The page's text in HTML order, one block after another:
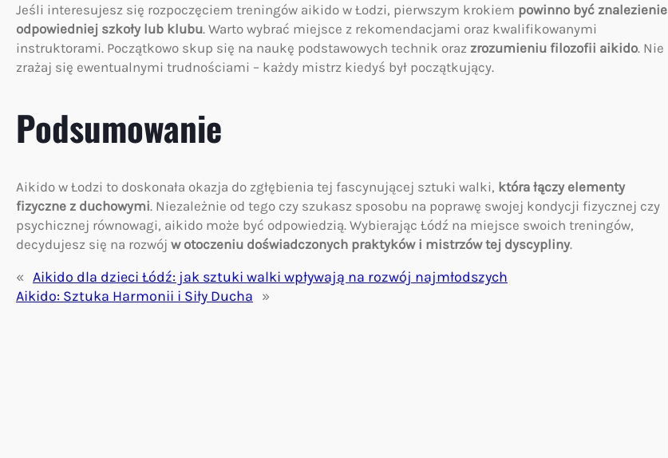
Jeśli interesujesz się rozpoczęciem treningów aikido w Łodzi, pierwszym krokiem powinno być znalezienie
odpowiedniej szkoły lub klubu. Warto wybrać miejsce z rekomendacjami oraz kwalifikowanymi
instruktorami. Początkowo skup się na naukę podstawowych technik oraz zrozumieniu filozofii aikido. Nie
zrażaj się ewentualnymi trudnościami – każdy mistrz kiedyś był początkujący.
Podsumowanie
Aikido w Łodzi to doskonała okazja do zgłębienia tej fascynującej sztuki walki, która łączy elementy
fizyczne z duchowymi. Niezależnie od tego czy szukasz sposobu na poprawę swojej kondycji fizycznej czy
psychicznej równowagi, aikido może być odpowiedzią. Wybierając Łódź na miejsce swoich treningów,
decydujesz się na rozwój w otoczeniu doświadczonych praktyków i mistrzów tej dyscypliny.
« Aikido dla dzieci Łódź: jak sztuki walki wpływają na rozwój najmłodszych
Aikido: Sztuka Harmonii i Siły Ducha »